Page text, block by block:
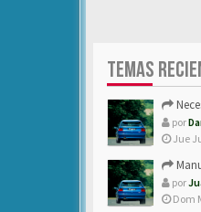
TEMAS
por
Jue
por
Dom